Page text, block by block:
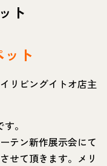
ト
ト
リビングイトオ店主
。
テン新作展示会にて
せて頂きます。メリ